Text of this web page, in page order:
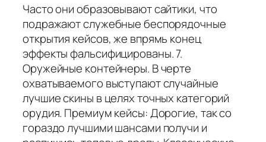
Часто они образовывают сайтики, что
подражают служебные беспорядочные
открытия кейсов, же впрямь конец
эффекты фальсифицированы. 7.
Оружейные контейнеры. В черте
охватываемого выступают случайные
лучшие скины в целях точных категорий
орудия. Премиум кейсы: Дорогие, так со
гораздо лучшими шансами получи и